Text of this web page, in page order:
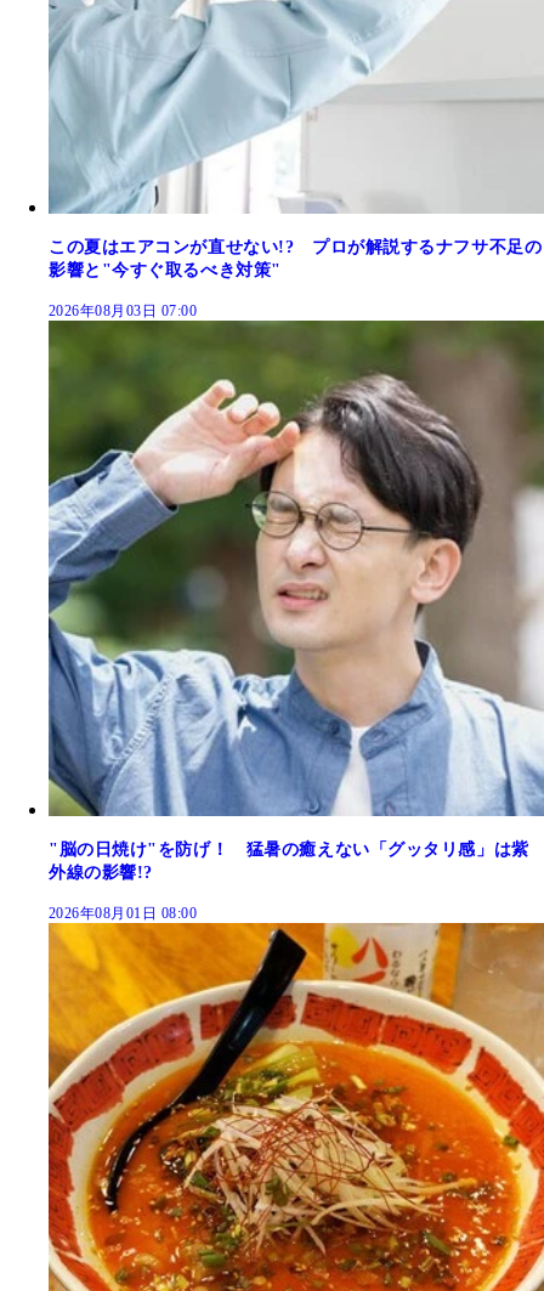
この夏はエアコンが直せない!? プロが解説するナフサ不足の
影響と"今すぐ取るべき対策"
2026年08月03日 07:00
"脳の日焼け"を防げ！ 猛暑の癒えない「グッタリ感」は紫
外線の影響!?
2026年08月01日 08:00